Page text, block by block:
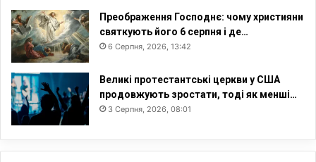
Преображення Господнє: чому християни
святкують його 6 серпня і де…
6 Серпня, 2026, 13:42
Великі протестантські церкви у США
продовжують зростати, тоді як менші…
3 Серпня, 2026, 08:01